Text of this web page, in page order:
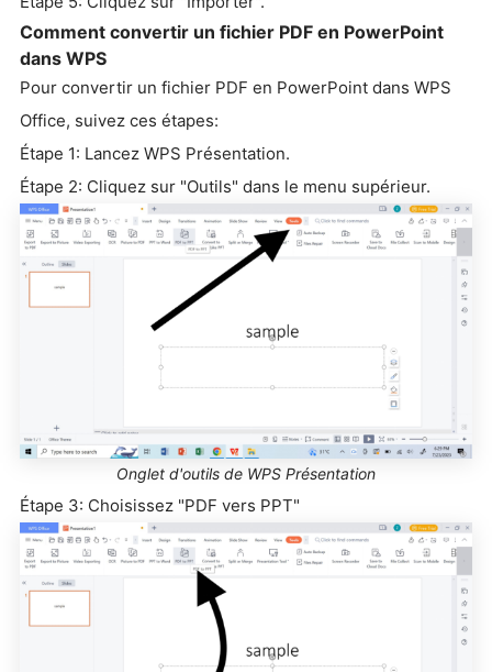
Comment convertir un fichier PDF en PowerPoint
dans WPS
Pour convertir un fichier PDF en PowerPoint dans WPS
Office, suivez ces étapes:
Étape 1: Lancez WPS Présentation.
Étape 2: Cliquez sur "Outils" dans le menu supérieur.
Onglet d'outils de WPS Présentation
Étape 3: Choisissez "PDF vers PPT"